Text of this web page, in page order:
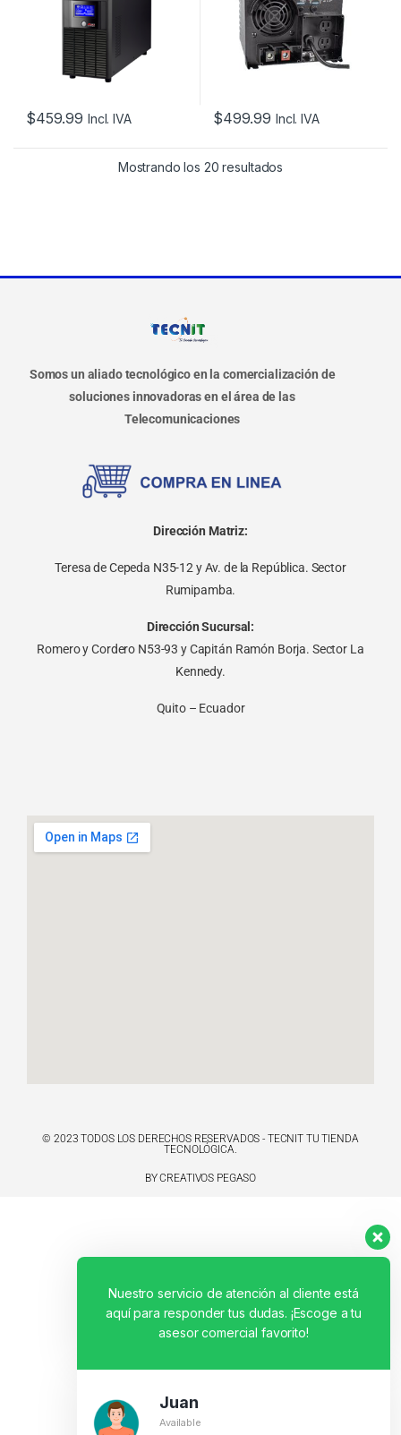
$459.99 Incl. IVA $499.99 Incl. IVA
Mostrando los 20 resultados
Somos un aliado tecnológico en la comercialización de
soluciones innovadoras en el área de las
Telecomunicaciones
Dirección Matriz:
Teresa de Cepeda N35-12 y Av. de la República. Sector
Rumipamba.
Dirección Sucursal:
Romero y Cordero N53-93 y Capitán Ramón Borja. Sector La
Kennedy.
Quito – Ecuador
© 2023 TODOS LOS DERECHOS RESERVADOS - TECNIT TU TIENDA
TECNOLÓGICA.
BY CREATIVOS PEGASO
Nuestro servicio de atención al cliente está
aquí para responder tus dudas. ¡Escoge a tu
asesor comercial favorito!
Juan
Available